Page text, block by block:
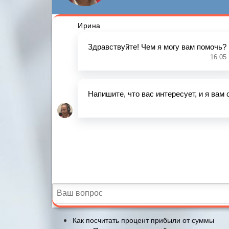
Как посчитать процент прибыли от суммы